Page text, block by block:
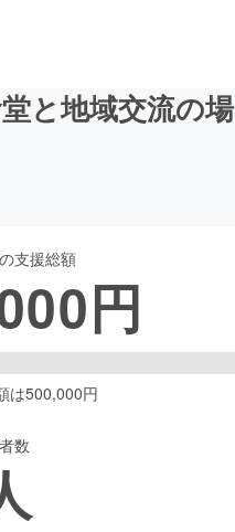
ア
と地域交流の場
支援総額
円
は500,000円
数